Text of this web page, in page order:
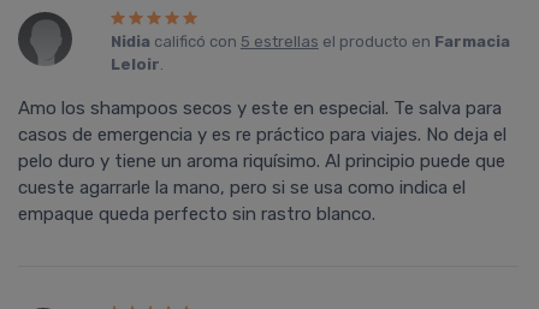
Nidia calificó con 5 estrellas el producto en Farmacia
Leloir.
Amo los shampoos secos y este en especial. Te salva para
casos de emergencia y es re práctico para viajes. No deja el
pelo duro y tiene un aroma riquísimo. Al principio puede que
cueste agarrarle la mano, pero si se usa como indica el
empaque queda perfecto sin rastro blanco.